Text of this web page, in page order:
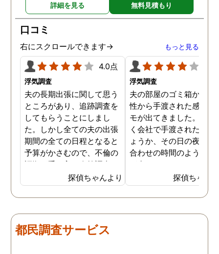
詳細を見る 無料見積もり
口コミ
右にスクロールできます→ もっと見る
4.0点
浮気調査
夫の長期出張に関して思う
ところがあり、追跡調査を
してもらうことにしまし
た。しかし全ての夫の出張
期間の全ての日程となると
予算がかさむので、不倫の
証拠が手に入り次第調査を
打ち切ってもらう契約にし
ました。調査初日、その日
は夫は本当に仕事をしてい
目、夫は仕事を休みにして
おり、出張先で女性と1日
探偵ちゃんより
浮気調査
夫の部屋のゴミ箱から、
性から手渡された感じの
モが出てきました。おそ
く会社で手渡されたので
ょうか、その日の夜の待
合わせの時間のようなも
が書かれていました。こ
時になんとなく嫌な予感
したので、夫の身辺調査
会社での過ごし方を探偵
探偵に夫の会社の場所を
探偵ちゃん
都民調査サービス